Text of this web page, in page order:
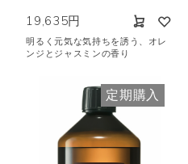
19,635円
明るく元気な気持ちを誘う、オレ
ンジとジャスミンの香り
定期購入